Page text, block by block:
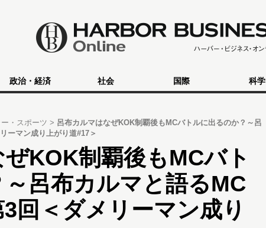
政治・経済 社会 国際 科学
・スポーツ
呂布カルマはなぜKOK制覇後もMCバトルに出るのか？～呂
ーマン成り上がり道#17＞
KOK制覇後もMCバト
呂布カルマと語るMC
回＜ダメリーマン成り